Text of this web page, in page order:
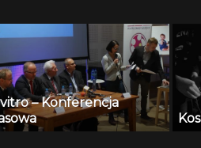
– Konferencja